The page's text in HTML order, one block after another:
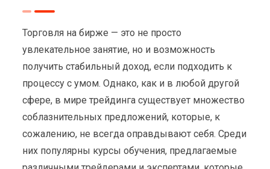
Торговля на бирже — это не просто
увлекательное занятие, но и возможность
получить стабильный доход, если подходить к
процессу с умом. Однако, как и в любой другой
сфере, в мире трейдинга существует множество
соблазнительных предложений, которые, к
сожалению, не всегда оправдывают себя. Среди
них популярны курсы обучения, предлагаемые